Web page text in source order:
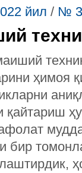
йил / №
ҳимоя
қайтариш
бир